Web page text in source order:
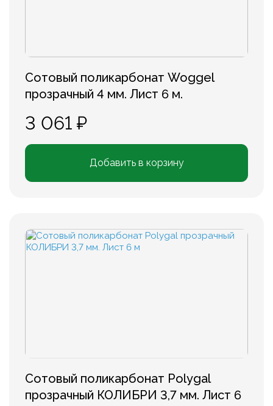
Сотовый поликарбонат Woggel
прозрачный 4 мм. Лист 6 м.
3 061 ₽
Добавить в корзину
Сотовый поликарбонат Polygal
прозрачный КОЛИБРИ 3,7 мм. Лист 6